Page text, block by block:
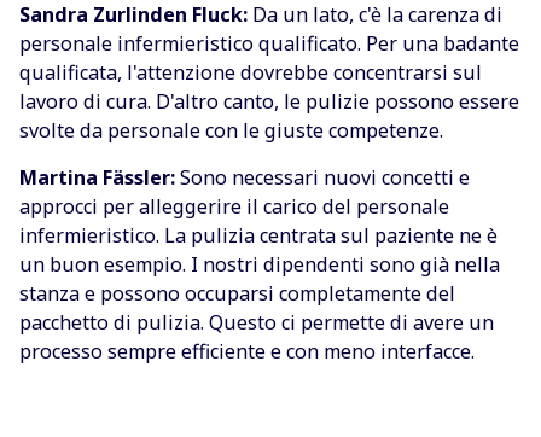
Sandra Zurlinden Fluck: Da un lato, c'è la carenza di
personale infermieristico qualificato. Per una badante
qualificata, l'attenzione dovrebbe concentrarsi sul
lavoro di cura. D'altro canto, le pulizie possono essere
svolte da personale con le giuste competenze.
Martina Fässler:Sono necessari nuovi concetti e
approcci per alleggerire il carico del personale
infermieristico. La pulizia centrata sul paziente ne è
un buon esempio. I nostri dipendenti sono già nella
stanza e possono occuparsi completamente del
pacchetto di pulizia. Questo ci permette di avere un
processo sempre efficiente e con meno interfacce.